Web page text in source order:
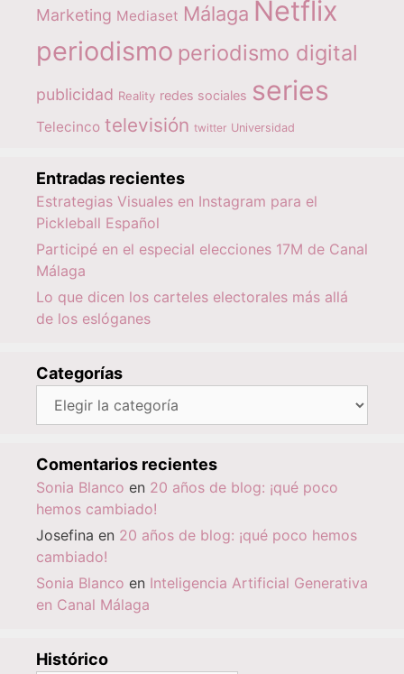
Marketing Mediaset Málaga Netflix
periodismo periodismo digital
publicidad Reality redes sociales series
Telecinco televisión twitter Universidad
Entradas recientes
Estrategias Visuales en Instagram para el
Pickleball Español
Participé en el especial elecciones 17M de Canal
Málaga
Lo que dicen los carteles electorales más allá
de los eslóganes
Categorías
Comentarios recientes
Sonia Blanco en 20 años de blog: ¡qué poco
hemos cambiado!
Josefina en 20 años de blog: ¡qué poco hemos
cambiado!
Sonia Blanco en Inteligencia Artificial Generativa
en Canal Málaga
Histórico